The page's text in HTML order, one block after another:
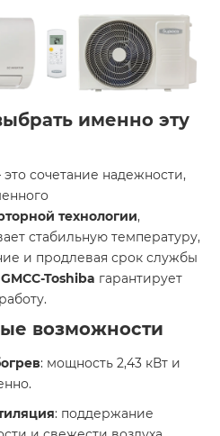
именно эту
сочетание надежности,
технологии,
стабильную температуру,
и продлевая срок службы
Toshiba гарантирует
возможности
: мощность 2,43 кВт и
: поддержание